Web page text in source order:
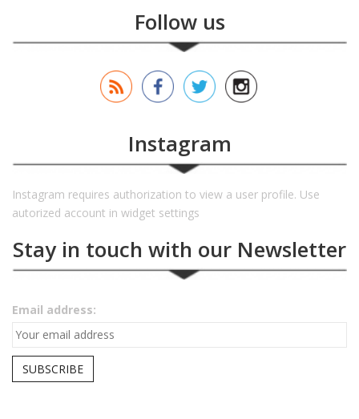
Follow us
Instagram
Instagram requires authorization to view a user profile. Use
autorized account in widget settings
Stay in touch with our Newsletter
Email address: